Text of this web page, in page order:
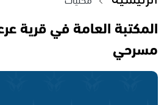
المكتبة العامة في قرية
مسرحي